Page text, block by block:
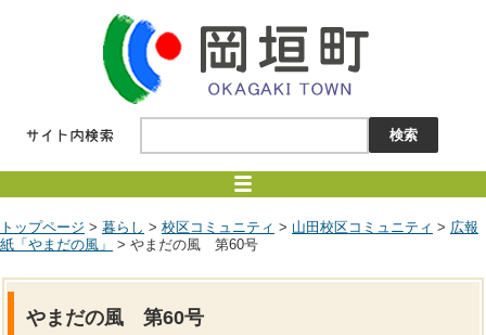
トップページ > 暮らし > 校区コミュニティ > 山田校区コミュニティ > 広報
紙「やまだの風」
> やまだの風 第60号
やまだの風 第60号